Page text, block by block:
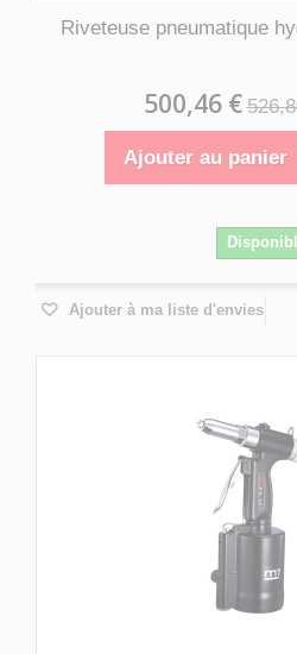
Riveteuse pneumatique
500,46 €
Ajouter au panier
Ajouter à ma liste d'envies